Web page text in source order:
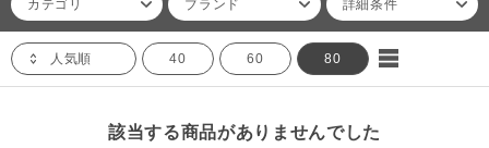
カテゴリ ブランド 詳細条件
人気順 40 60 80
該当する商品がありませんでした